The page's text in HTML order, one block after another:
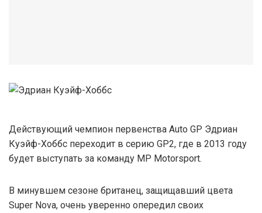
Действующий чемпион первенства Auto GP Эдриан
Куэйф-Хоббс переходит в серию GP2, где в 2013 году
будет выступать за команду MP Motorsport.
В минувшем сезоне британец, защищавший цвета
Super Nova, очень уверенно опередил своих